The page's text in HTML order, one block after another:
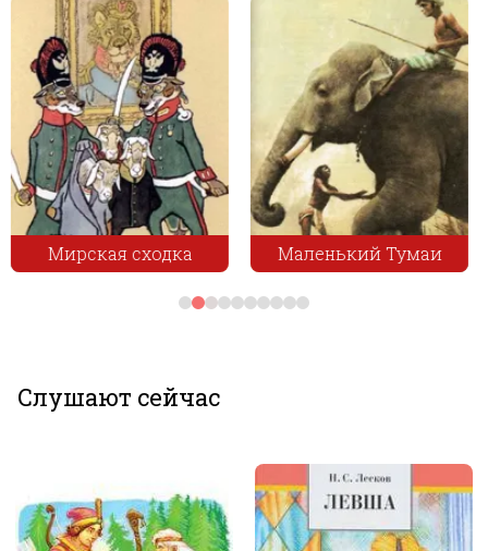
Маленький Тумаи Пропащая
Слушают сейчас